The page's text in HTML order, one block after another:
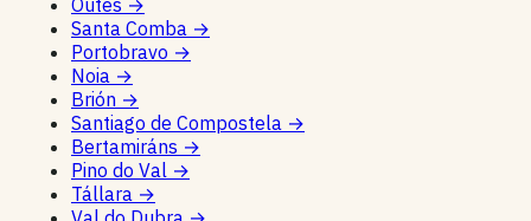
Santa Comba →
Portobravo →
Noia →
Brión →
Santiago de Compostela →
Bertamiráns →
Pino do Val →
Tállara →